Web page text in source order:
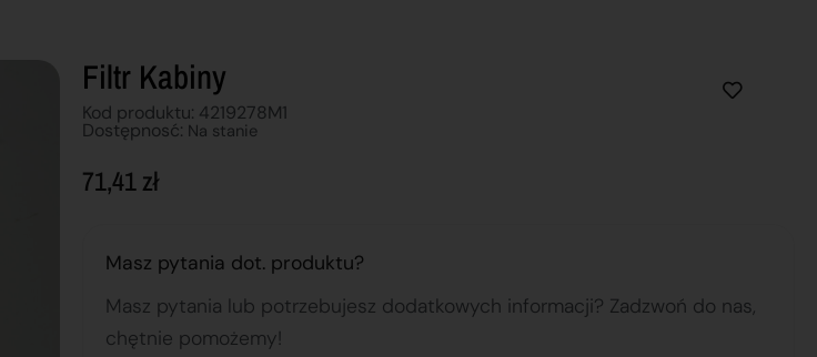
Filtr Kabiny
Kod produktu: 4219278M1
Dostępnosć: Na stanie
71,41zł
Masz pytania dot. produktu?
Masz pytania lub potrzebujesz dodatkowych informacji? Zadzwoń do nas,
chętnie pomożemy!